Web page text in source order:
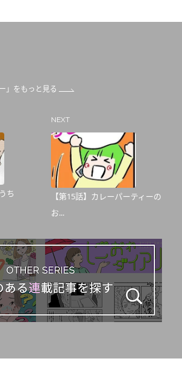
」をもっと見る
ち
NEXT
【第15話】カレーパーティーの
お...